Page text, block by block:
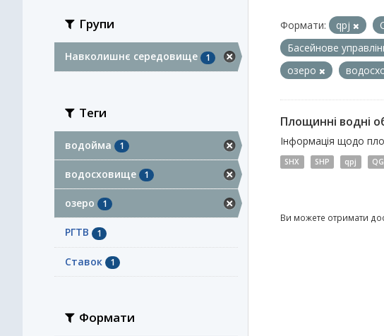
Групи
Навколишнє середовище 1
Теги
водойма 1
водосховище 1
озеро 1
РГТВ 1
Ставок 1
Формати
Формати: qpj
Басейнове
озеро
Площинні водні
Інформація щодо
SHX SHP qpj
Ви можете отримати